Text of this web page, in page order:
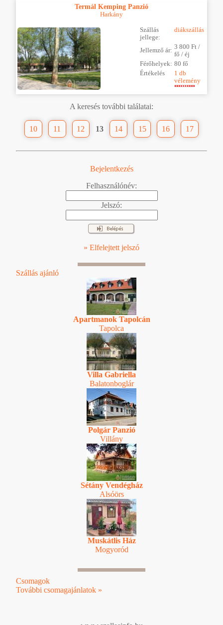
Termál Kemping Panzió
Harkány
Szállás
jellege:
diákszállás
Jellemző ár: 3 800 Ft /
fő / éj
Férőhelyek: 80 fő
Értékelés
1 db
vélemény
A keresés további találatai:
10 11 12 13 14 15 16 17
Bejelentkezés
Felhasználónév:
Jelszó:
» Elfelejtett jelszó
Szállás ajánló
Apartmanok Tapolcán
Tapolca
Villa Gabriella
Balatonboglár
Polgár Panzió
Villány
Sétány Vendégház
Alsóörs
Muskátlis Ház
Mogyoród
Csomagok
További csomagajánlatok »